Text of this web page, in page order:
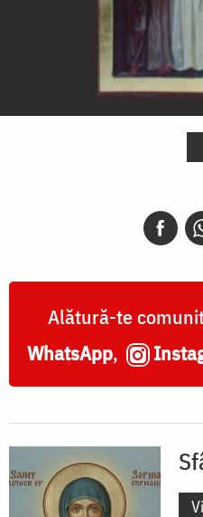
Sfânta
Alătură-te
WhatsApp,